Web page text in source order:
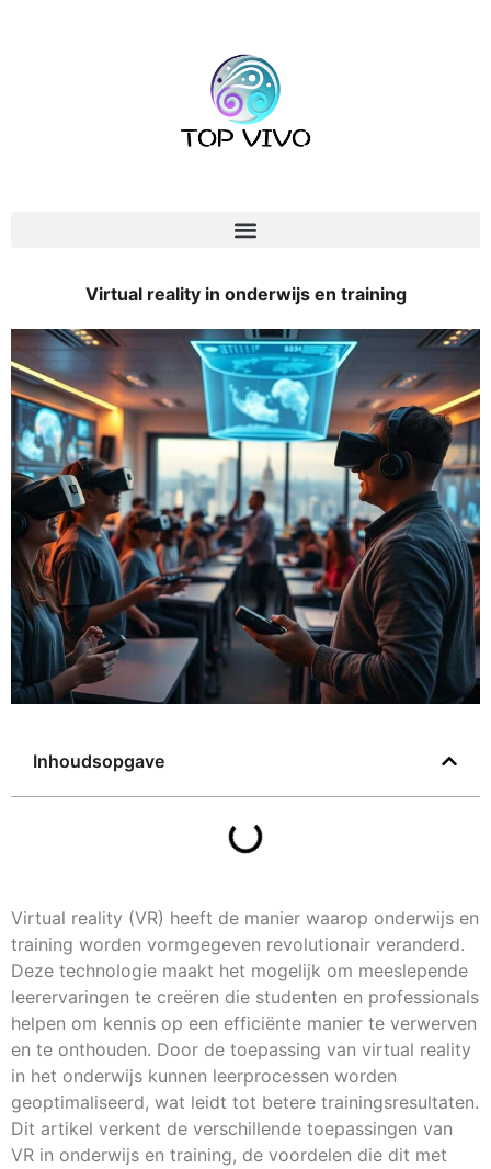
Virtual reality in onderwijs en training
Inhoudsopgave
Virtual reality (VR) heeft de manier waarop onderwijs en
training worden vormgegeven revolutionair veranderd.
Deze technologie maakt het mogelijk om meeslepende
leerervaringen te creëren die studenten en professionals
helpen om kennis op een efficiënte manier te verwerven
en te onthouden. Door de toepassing van virtual reality
in het onderwijs kunnen leerprocessen worden
geoptimaliseerd, wat leidt tot betere trainingsresultaten.
Dit artikel verkent de verschillende toepassingen van
VR in onderwijs en training, de voordelen die dit met